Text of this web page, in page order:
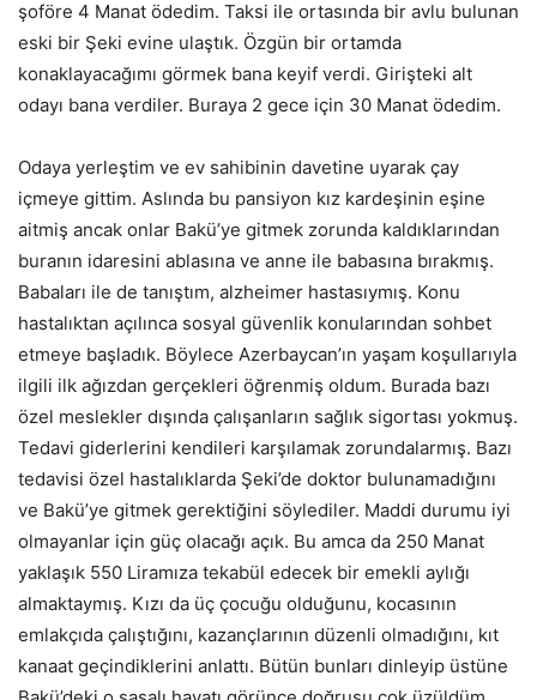
şoföre 4 Manat ödedim. Taksi ile ortasında bir avlu bulunan
eski bir Şeki evine ulaştık. Özgün bir ortamda
konaklayacağımı görmek bana keyif verdi. Girişteki alt
odayı bana verdiler. Buraya 2 gece için 30 Manat ödedim.
Odaya yerleştim ve ev sahibinin davetine uyarak çay
içmeye gittim. Aslında bu pansiyon kız kardeşinin eşine
aitmiş ancak onlar Bakü’ye gitmek zorunda kaldıklarından
buranın idaresini ablasına ve anne ile babasına bırakmış.
Babaları ile de tanıştım, alzheimer hastasıymış. Konu
hastalıktan açılınca sosyal güvenlik konularından sohbet
etmeye başladık. Böylece Azerbaycan’ın yaşam koşullarıyla
ilgili ilk ağızdan gerçekleri öğrenmiş oldum. Burada bazı
özel meslekler dışında çalışanların sağlık sigortası yokmuş.
Tedavi giderlerini kendileri karşılamak zorundalarmış. Bazı
tedavisi özel hastalıklarda Şeki’de doktor bulunamadığını
ve Bakü’ye gitmek gerektiğini söylediler. Maddi durumu iyi
olmayanlar için güç olacağı açık. Bu amca da 250 Manat
yaklaşık 550 Liramıza tekabül edecek bir emekli aylığı
almaktaymış. Kızı da üç çocuğu olduğunu, kocasının
emlakçıda çalıştığını, kazançlarının düzenli olmadığını, kıt
kanaat geçindiklerini anlattı. Bütün bunları dinleyip üstüne